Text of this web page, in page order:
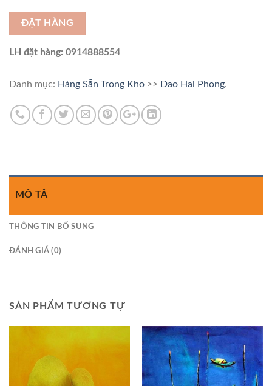
ĐẶT HÀNG
LH đặt hàng: 0914888554
Danh mục: Hàng Sẵn Trong Kho >> Dao Hai Phong.
MÔ TẢ
THÔNG TIN BỔ SUNG
ĐÁNH GIÁ (0)
SẢN PHẨM TƯƠNG TỰ